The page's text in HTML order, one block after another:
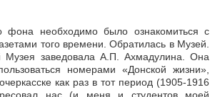
фона необходимо было ознакомиться с
того времени. Обратилась в Музей.
Музея заведовала А.П. Ахмадулина. Она
номерами «Донской жизни»,
как раз в тот период (1905-1916